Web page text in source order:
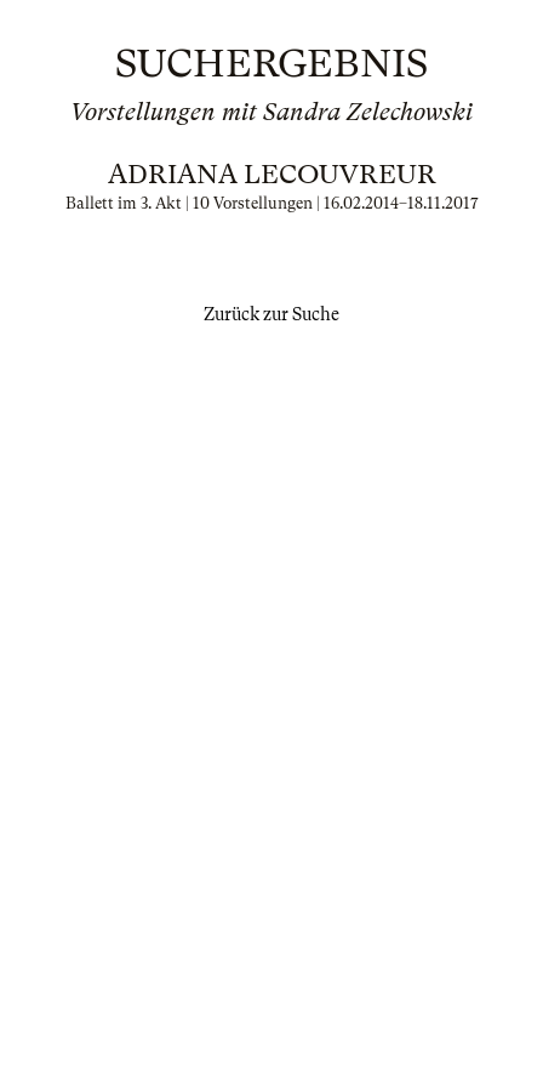
SUCHERGEBNIS
Vorstellungen mit Sandra Zelechowski
ADRIANA LECOUVREUR
Ballett im 3. Akt | 10 Vorstellungen | 16.02.2014–18.11.2017
Zurück zur Suche